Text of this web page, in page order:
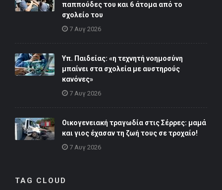
παππούδες του και 6 άτομα από το
σχολείο του
7 Αυγ 2026
Υπ. Παιδείας: «η τεχνητή νοημοσύνη
μπαίνει στα σχολεία με αυστηρούς
κανόνες»
7 Αυγ 2026
Οικογενειακή τραγωδία στις Σέρρες: μαμά
και γιος έχασαν τη ζωή τους σε τροχαίο!
7 Αυγ 2026
TAG CLOUD